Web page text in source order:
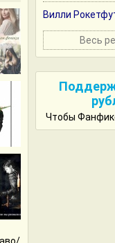
Вилли
Весь
Чтобы